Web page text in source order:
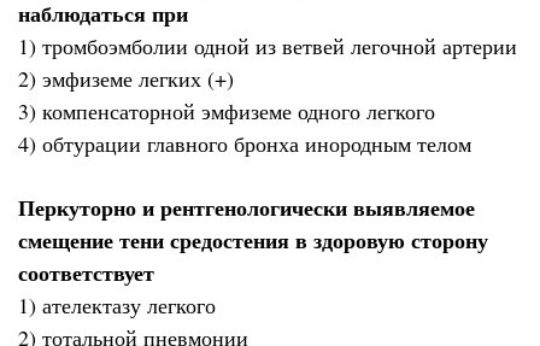
наблюдаться при
1) тромбоэмболии одной из ветвей легочной артерии
2) эмфиземе легких (+)
3) компенсаторной эмфиземе одного легкого
4) обтурации главного бронха инородным телом
Перкуторно и рентгенологически выявляемое
смещение тени средостения в здоровую сторону
соответствует
1) ателектазу легкого
2) тотальной пневмонии